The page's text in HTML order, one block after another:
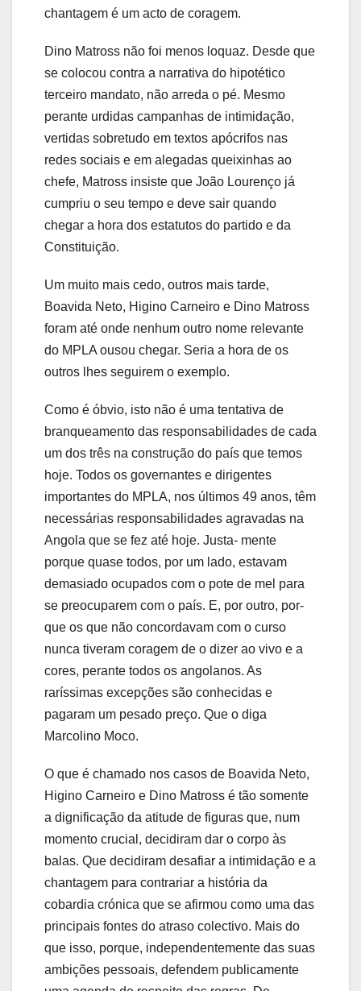
chantagem é um acto de coragem.
Dino Matross não foi menos loquaz. Desde que
se colocou contra a narrativa do hipotético
terceiro mandato, não arreda o pé. Mesmo
perante urdidas campanhas de intimidação,
vertidas sobretudo em textos apócrifos nas
redes sociais e em alegadas queixinhas ao
chefe, Matross insiste que João Lourenço já
cumpriu o seu tempo e deve sair quando
chegar a hora dos estatutos do partido e da
Constituição.
Um muito mais cedo, outros mais tarde,
Boavida Neto, Higino Carneiro e Dino Matross
foram até onde nenhum outro nome relevante
do MPLA ousou chegar. Seria a hora de os
outros lhes seguirem o exemplo.
Como é óbvio, isto não é uma tentativa de
branqueamento das responsabilidades de cada
um dos três na construção do país que temos
hoje. Todos os governantes e dirigentes
importantes do MPLA, nos últimos 49 anos, têm
necessárias responsabilidades agravadas na
Angola que se fez até hoje. Justa- mente
porque quase todos, por um lado, estavam
demasiado ocupados com o pote de mel para
se preocuparem com o país. E, por outro, por-
que os que não concordavam com o curso
nunca tiveram coragem de o dizer ao vivo e a
cores, perante todos os angolanos. As
raríssimas excepções são conhecidas e
pagaram um pesado preço. Que o diga
Marcolino Moco.
O que é chamado nos casos de Boavida Neto,
Higino Carneiro e Dino Matross é tão somente
a dignificação da atitude de figuras que, num
momento crucial, decidiram dar o corpo às
balas. Que decidiram desafiar a intimidação e a
chantagem para contrariar a história da
cobardia crónica que se afirmou como uma das
principais fontes do atraso colectivo. Mais do
que isso, porque, independentemente das suas
ambições pessoais, defendem publicamente